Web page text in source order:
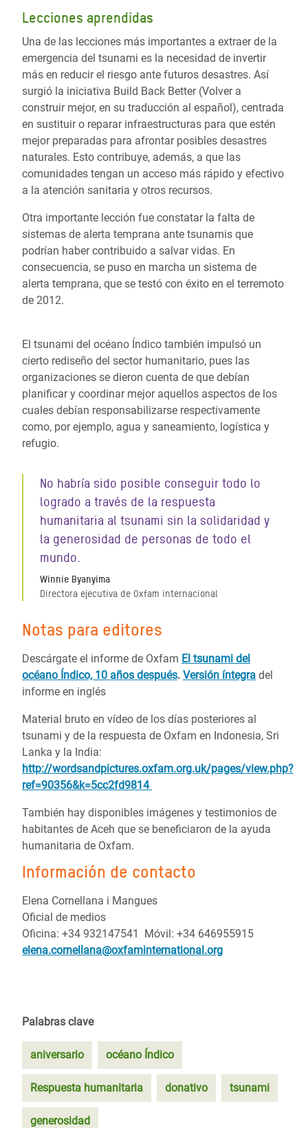
Lecciones aprendidas
Una de las lecciones más importantes a extraer de la
emergencia del tsunami es la necesidad de invertir
más en reducir el riesgo ante futuros desastres. Así
surgió la iniciativa Build Back Better (Volver a
construir mejor, en su traducción al español), centrada
en sustituir o reparar infraestructuras para que estén
mejor preparadas para afrontar posibles desastres
naturales. Esto contribuye, además, a que las
comunidades tengan un acceso más rápido y efectivo
a la atención sanitaria y otros recursos.
Otra importante lección fue constatar la falta de
sistemas de alerta temprana ante tsunamis que
podrían haber contribuido a salvar vidas. En
consecuencia, se puso en marcha un sistema de
alerta temprana, que se testó con éxito en el terremoto
de 2012.
El tsunami del océano Índico también impulsó un
cierto rediseño del sector humanitario, pues las
organizaciones se dieron cuenta de que debían
planificar y coordinar mejor aquellos aspectos de los
cuales debían responsabilizarse respectivamente
como, por ejemplo, agua y saneamiento, logística y
refugio.
No habría sido posible conseguir todo lo
logrado a través de la respuesta
humanitaria al tsunami sin la solidaridad y
la generosidad de personas de todo el
mundo.
Winnie Byanyima
Directora ejecutiva de Oxfam internacional
Notas para editores
Descárgate el informe de Oxfam El tsunami del
océano Índico, 10 años después. Versión íntegra del
informe en inglés
Material bruto en vídeo de los días posteriores al
tsunami y de la respuesta de Oxfam en Indonesia, Sri
Lanka y la India:
http://wordsandpictures.oxfam.org.uk/pages/view.php?
ref=90356&k=5cc2fd9814
También hay disponibles imágenes y testimonios de
habitantes de Aceh que se beneficiaron de la ayuda
humanitaria de Oxfam.
Información de contacto
Elena Cornellana i Mangues
Oficial de medios
Oficina: +34 932147541 Móvil: +34 646955915
elena.cornellana@oxfaminternational.org
Palabras clave
aniversario océano Índico
Respuesta humanitaria donativo tsunami
generosidad